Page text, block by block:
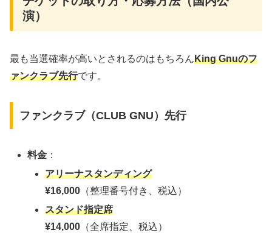
演）
最も当選確率が高いとされるのはもちろんKing Gnuのフ
ァンクラブ先行です。
ファンクラブ（CLUB GNU）先行
料金 ：
アリーナスタンディング
¥16,000 （整理番号付き、税込）
スタンド指定席
¥14,000 （全席指定、税込）